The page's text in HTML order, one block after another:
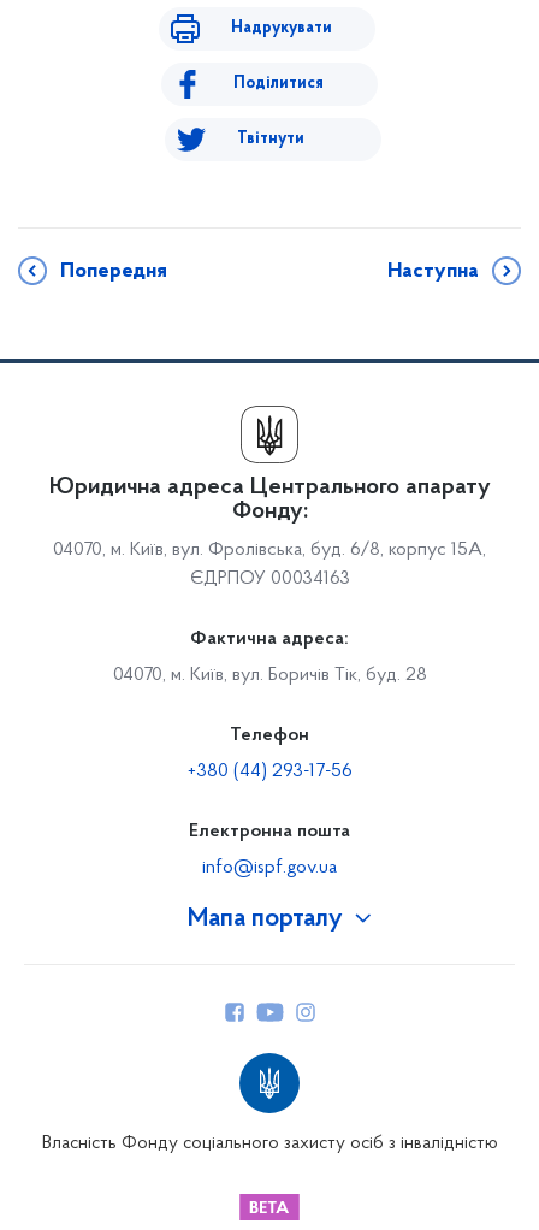
Надрукувати
Поділитися
Твітнути
Попередня Наступна
Мапа порталу
Юридична адреса Центрального апарату
Фонду:
04070, м. Київ, вул. Фролівська, буд. 6/8, корпус 15А,
ЄДРПОУ 00034163
Фактична адреса:
04070, м. Київ, вул. Боричів Тік, буд. 28
Телефон
+380 (44) 293-17-56
Електронна пошта
info@ispf.gov.ua
Власність Фонду соціального захисту осіб з інвалідністю